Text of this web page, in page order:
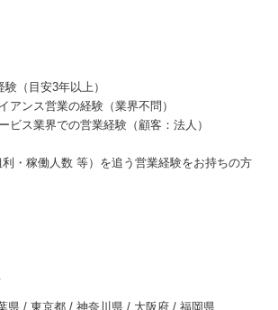
（目安3年以上）
アンス営業の経験（業界不問）
ビス業界での営業経験（顧客：法人）
・稼働人数 等）を追う営業経験をお持ちの方
県 / 東京都 / 神奈川県 / 大阪府 / 福岡県